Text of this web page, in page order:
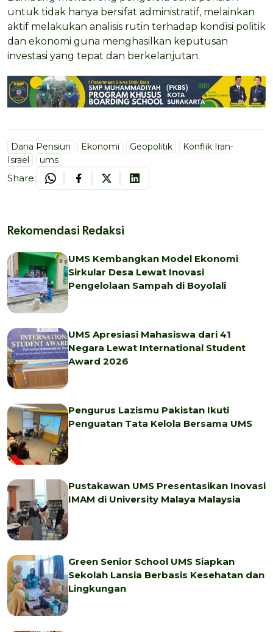
untuk tidak hanya bersifat administratif, melainkan
aktif melakukan analisis rutin terhadap kondisi politik
dan ekonomi guna menghasilkan keputusan
investasi yang tepat dan berkelanjutan.
Dana Pensiun Ekonomi Geopolitik
Konflik Iran-
Israel
ums
Share:
Rekomendasi Redaksi
UMS Kembangkan Model Ekonomi
Sirkular Desa Lewat Inovasi
Pengelolaan Sampah di Boyolali
UMS Apresiasi Mahasiswa dari 41
Negara Lewat International Student
Award 2026
Pengurus Lazismu Pakistan Ikuti
Penguatan Tata Kelola Bersama UMS
Pustakawan UMS Presentasikan Inovasi
IMAM di University Malaya Malaysia
Green Senior School UMS Siapkan
Sekolah Lansia Berbasis Kesehatan dan
Lingkungan